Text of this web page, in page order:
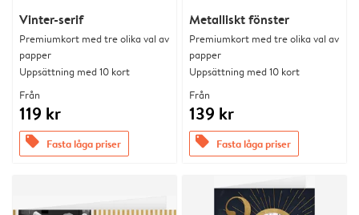
Vinter-serif
Premiumkort med tre olika val av
papper
Uppsättning med 10 kort
Från
119 kr
offers Fasta låga priser
Metalliskt fönster
Premiumkort med tre olika val av
papper
Uppsättning med 10 kort
Från
139 kr
offers Fasta låga priser